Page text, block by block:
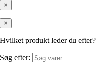
×
×
Hvilket produkt leder du efter?
Søg efter: